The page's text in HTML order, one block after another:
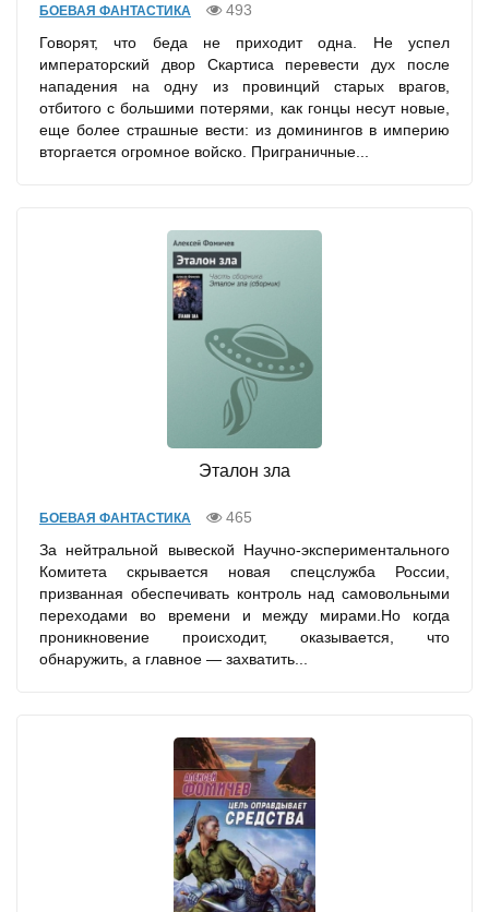
БОЕВАЯ ФАНТАСТИКА
493
Говорят, что беда не приходит одна. Не успел
императорский двор Скартиса перевести дух после
нападения на одну из провинций старых врагов,
отбитого с большими потерями, как гонцы несут новые,
еще более страшные вести: из доминингов в империю
вторгается огромное войско. Приграничные...
Эталон зла
БОЕВАЯ ФАНТАСТИКА
465
За нейтральной вывеской Научно-экспериментального
Комитета скрывается новая спецслужба России,
призванная обеспечивать контроль над самовольными
переходами во времени и между мирами.Но когда
проникновение происходит, оказывается, что
обнаружить, а главное — захватить...